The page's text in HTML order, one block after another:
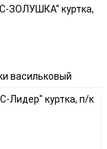
васильковый